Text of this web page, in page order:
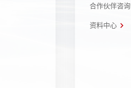
合作伙伴咨询
资料中心